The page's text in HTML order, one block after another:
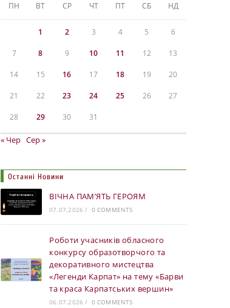
ПН ВТ СР ЧТ ПТ СБ НД
1 2 3 4 5 6
7 8 9 10 11 12 13
14 15 16 17 18 19 20
21 22 23 24 25 26 27
28 29 30 31
« Чер Сер »
Останні Новини
ВІЧНА ПАМ’ЯТЬ ГЕРОЯМ
07.07.2026 / 0 COMMENTS
Роботи учасників обласного
конкурсу образотворчого та
декоративного мистецтва
«Легенди Карпат» на тему «Барви
та краса Карпатських вершин»
06.07.2026 / 0 COMMENTS